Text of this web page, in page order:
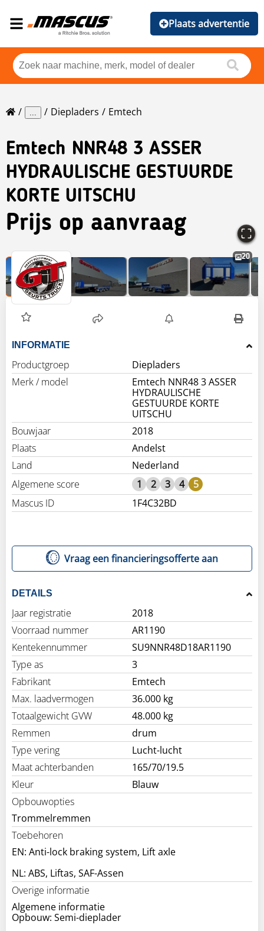
Plaats advertentie
... Diepladers Emtech
Emtech NNR48 3 ASSER
HYDRAULISCHE GESTUURDE
KORTE UITSCHU
Prijs op aanvraag
20
INFORMATIE
Productgroep
Diepladers
Merk / model
Emtech NNR48 3 ASSER
HYDRAULISCHE
GESTUURDE KORTE
UITSCHU
Bouwjaar
2018
Plaats
Andelst
Land
Nederland
Algemene score
1 2 3 4
5
Mascus ID
1F4C32BD
Vraag een financieringsofferte aan
DETAILS
Jaar registratie
2018
Voorraad nummer
AR1190
Kentekennummer
SU9NNR48D18AR1190
Type as
3
Fabrikant
Emtech
Max. laadvermogen
36.000 kg
Totaalgewicht GVW
48.000 kg
Remmen
drum
Type vering
Lucht-lucht
Maat achterbanden
165/70/19.5
Kleur
Blauw
Opbouwopties
Trommelremmen
Toebehoren
EN: Anti-lock braking system, Lift axle
NL: ABS, Liftas, SAF-Assen
Overige informatie
Algemene informatie
Opbouw: Semi-dieplader